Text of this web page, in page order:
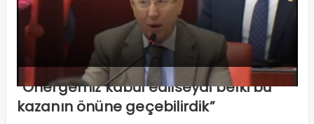
“Önergemiz kabul edilseydi belki bu
kazanın önüne geçebilirdik”